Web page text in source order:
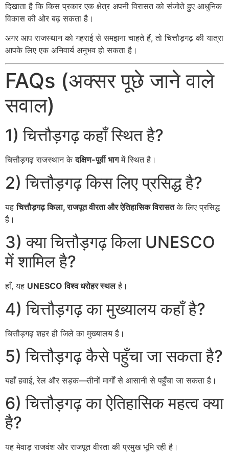
दिखाता है कि किस प्रकार एक क्षेत्र अपनी विरासत को संजोते हुए आधुनिक
विकास की ओर बढ़ सकता है।
अगर आप राजस्थान को गहराई से समझना चाहते हैं, तो चित्तौड़गढ़ की यात्रा
आपके लिए एक अनिवार्य अनुभव हो सकता है।
FAQs (अक्सर पूछे जाने वाले
सवाल)
1) चित्तौड़गढ़ कहाँ स्थित है?
चित्तौड़गढ़ राजस्थान केदक्षिण-पूर्वी भागमें स्थित है।
2) चित्तौड़गढ़ किस लिए प्रसिद्ध है?
यहचित्तौड़गढ़ किला, राजपूत वीरता और ऐतिहासिक विरासतके लिए प्रसिद्ध
है।
3) क्या चित्तौड़गढ़ किला UNESCO
में शामिल है?
हाँ, यह UNESCO विश्व धरोहर स्थलहै।
4) चित्तौड़गढ़ का मुख्यालय कहाँ है?
चित्तौड़गढ़ शहर ही जिले का मुख्यालय है।
5) चित्तौड़गढ़ कैसे पहुँचा जा सकता है?
यहाँ हवाई, रेल और सड़क—तीनों मार्गों से आसानी से पहुँचा जा सकता है।
6) चित्तौड़गढ़ का ऐतिहासिक महत्व क्या
है?
यह मेवाड़ राजवंश और राजपूत वीरता की प्रमुख भूमि रही है।